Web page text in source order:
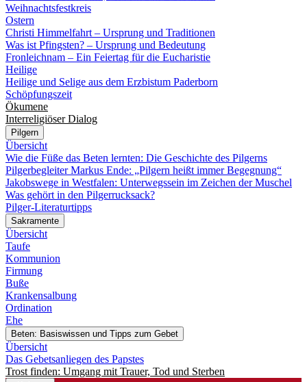
Weihnachtsfestkreis
Ostern
Christi Himmelfahrt – Ursprung und Traditionen
Was ist Pfingsten? – Ursprung und Bedeutung
Fronleichnam – Ein Feiertag für die Eucharistie
Heilige
Heilige und Selige aus dem Erzbistum Paderborn
Schöpfungszeit
Ökumene
Interreligiöser Dialog
Pilgern
Übersicht
Wie die Füße das Beten lernten: Die Geschichte des Pilgerns
Pilgerbegleiter Markus Ende: „Pilgern heißt immer Begegnung“
Jakobswege in Westfalen: Unterwegssein im Zeichen der Muschel
Was gehört in den Pilgerrucksack?
Pilger-Literaturtipps
Sakramente
Übersicht
Taufe
Kommunion
Firmung
Buße
Krankensalbung
Ordination
Ehe
Beten: Basiswissen und Tipps zum Gebet
Übersicht
Das Gebetsanliegen des Papstes
Trost finden: Umgang mit Trauer, Tod und Sterben